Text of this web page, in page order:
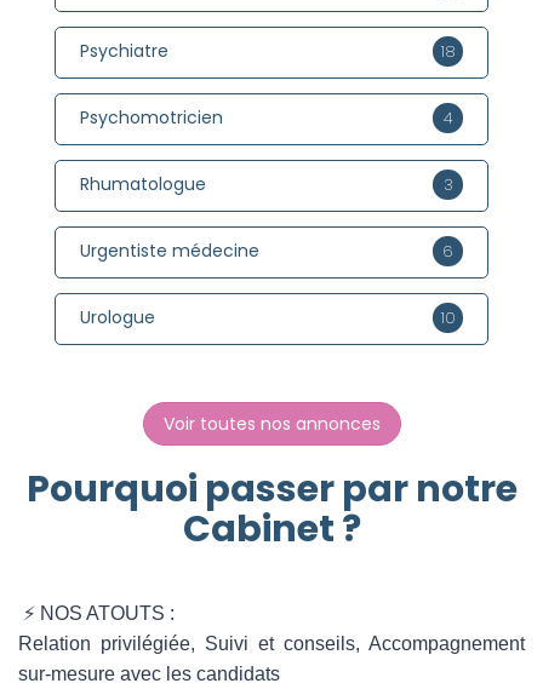
Psychiatre 18
Psychomotricien 4
Rhumatologue 3
Urgentiste médecine 6
Urologue 10
Voir toutes nos annonces
Pourquoi passer par notre
Cabinet ?
⚡ NOS ATOUTS :
Relation privilégiée, Suivi et conseils, Accompagnement
sur-mesure avec les candidats